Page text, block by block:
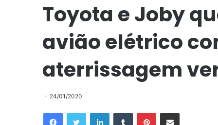
Toyota e Joby
avião elétrico
aterrissagem
24/01/2020